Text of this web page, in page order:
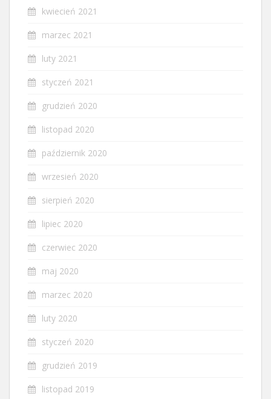
kwiecień 2021
marzec 2021
luty 2021
styczeń 2021
grudzień 2020
listopad 2020
październik 2020
wrzesień 2020
sierpień 2020
lipiec 2020
czerwiec 2020
maj 2020
marzec 2020
luty 2020
styczeń 2020
grudzień 2019
listopad 2019